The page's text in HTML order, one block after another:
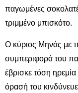
παγωμένες
τριμμένο μπισκότο.
Ο κύριος Μηνάς με
συμπεριφορά του
έβρισκε τόση
όρασή του